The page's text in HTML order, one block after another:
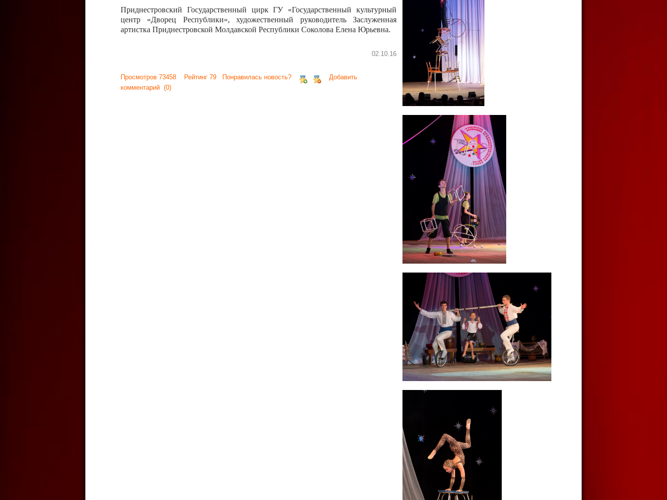
Приднестровский Государственный цирк ГУ «Государственный культурный
центр «Дворец Республики», художественный руководитель Заслуженная
артистка Приднестровской Молдавской Республики Соколова Елена Юрьевна.
02.10.16
Просмотров 73458 Рейтинг 79 Понравилась новость?
Добавить
комментарий (0)